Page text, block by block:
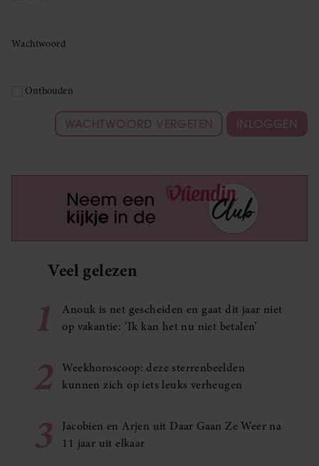
Wachtwoord
Onthouden
WACHTWOORD VERGETEN INLOGGEN
Veel gelezen
1
Anouk is net gescheiden en gaat dit jaar niet
op vakantie: ‘Ik kan het nu niet betalen’
2
Weekhoroscoop: deze sterrenbeelden
kunnen zich op iets leuks verheugen
3
Jacobien en Arjen uit Daar Gaan Ze Weer na
11 jaar uit elkaar